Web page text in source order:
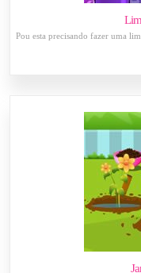
Pou esta precisando fazer uma